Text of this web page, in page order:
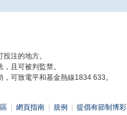
注的地方。
且可被判監禁。
可致電平和基金熱線1834 633。
網頁指南 規例 提倡有節制博彩